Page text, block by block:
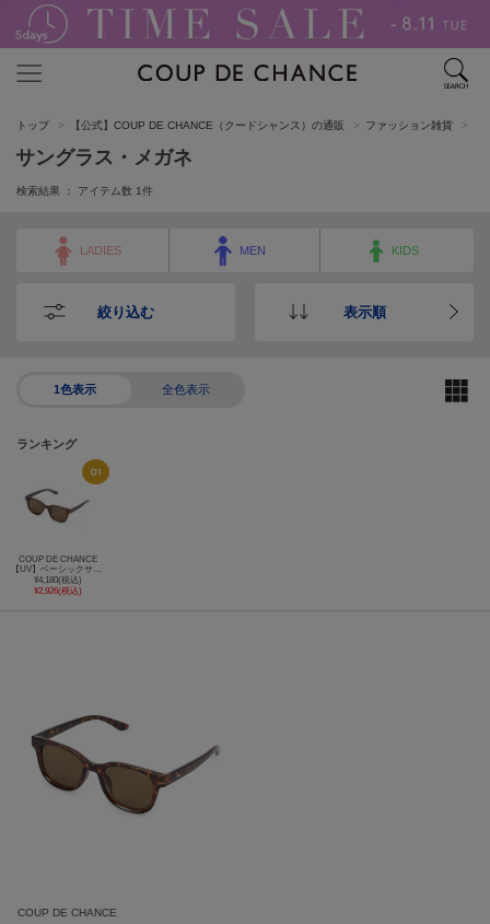
トップ 【公式】COUP DE CHANCE（クードシャンス）の通販 ファッション雑貨
サングラス・メガネ
検索結果 ： アイテム数 1件
LADIES MEN KIDS
絞り込む 表示順
1色表示 全色表示
ランキング
COUP DE CHANCE
¥4,180(税込)
¥2,926(税込)
COUP DE CHANCE